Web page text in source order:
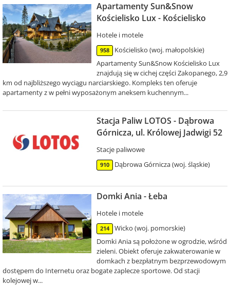
Apartamenty Sun&Snow
Kościelisko Lux - Kościelisko
Hotele i motele
958
Kościelisko (woj. małopolskie)
Apartamenty Sun&Snow Kościelisko Lux
znajdują się w cichej części Zakopanego, 2,9
km od najbliższego wyciągu narciarskiego. Kompleks ten oferuje
apartamenty z w pełni wyposażonym aneksem kuchennym...
Stacja Paliw LOTOS - Dąbrowa
Górnicza, ul. Królowej Jadwigi 52
Stacje paliwowe
910 Dąbrowa Górnicza (woj. śląskie)
Domki Ania - Łeba
Hotele i motele
214
Wicko (woj. pomorskie)
Domki Ania są położone w ogrodzie, wśród
zieleni. Obiekt oferuje zakwaterowanie w
domkach z bezpłatnym bezprzewodowym
dostępem do Internetu oraz bogate zaplecze sportowe. Od stacji
kolejowej w...